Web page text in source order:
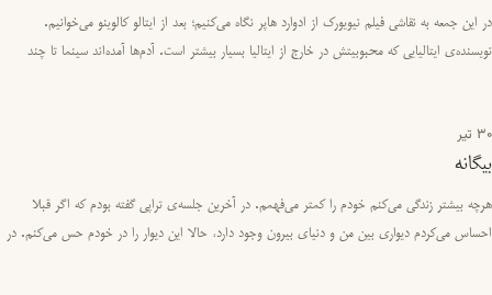
در این جمعه به نقاشی فیلم نیویورک از ادوارد هاپر نگاه می‌کنیم؛ بعد از ایتالو کالوینو می‌خوانیم.
نویسنده‌ی ایتالیایی که محبوبیتش در خارج از ایتالیا بسیار بیشتر است. آدم‌ها آمده‌اند سینما تا چند
30 تیر
بیگانه
هرچه بیشتر زندگی می‌کنم خودم را کمتر می‌فهمم. در آخرین جلسه‌ی تراپی گفته بودم که اگر قبلا
احساس می‌کردم دیواری بین من و دنیای بیرون وجود دارد، حالا این دیوار را در خودم حس می‌کنم. در